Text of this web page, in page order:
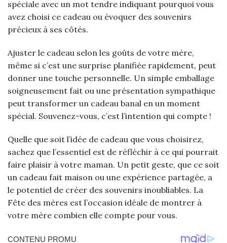
spéciale avec un mot tendre indiquant pourquoi vous
avez choisi ce cadeau ou évoquer des souvenirs
précieux à ses côtés.
Ajuster le cadeau selon les goûts de votre mère,
même si c’est une surprise planifiée rapidement, peut
donner une touche personnelle. Un simple emballage
soigneusement fait ou une présentation sympathique
peut transformer un cadeau banal en un moment
spécial. Souvenez-vous, c’est l’intention qui compte !
Quelle que soit l’idée de cadeau que vous choisirez,
sachez que l’essentiel est de réfléchir à ce qui pourrait
faire plaisir à votre maman. Un petit geste, que ce soit
un cadeau fait maison ou une expérience partagée, a
le potentiel de créer des souvenirs inoubliables. La
Fête des mères est l’occasion idéale de montrer à
votre mère combien elle compte pour vous.